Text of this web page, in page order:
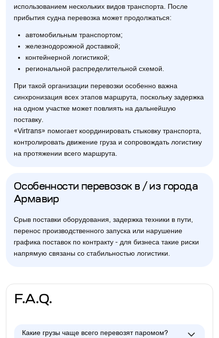
использованием нескольких видов транспорта. После
прибытия судна перевозка может продолжаться:
автомобильным транспортом;
железнодорожной доставкой;
контейнерной логистикой;
региональной распределительной схемой.
При такой организации перевозки особенно важна
синхронизация всех этапов маршрута, поскольку задержка
на одном участке может повлиять на дальнейшую
поставку.
«Virtrans» помогает координировать стыковку транспорта,
контролировать движение груза и сопровождать логистику
на протяжении всего маршрута.
Особенности перевозок в / из города
Армавир
Срыв поставки оборудования, задержка техники в пути,
перенос производственного запуска или нарушение
графика поставок по контракту - для бизнеса такие риски
напрямую связаны со стабильностью логистики.
F.A.Q.
Какие грузы чаще всего перевозят паромом?